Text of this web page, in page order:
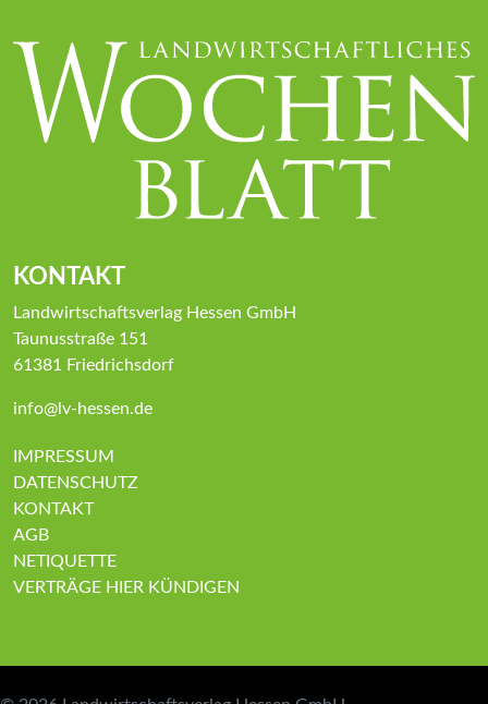
KONTAKT
Landwirtschaftsverlag Hessen GmbH
Taunusstraße 151
61381 Friedrichsdorf
info@lv-hessen.de
IMPRESSUM
DATENSCHUTZ
KONTAKT
AGB
NETIQUETTE
VERTRÄGE HIER KÜNDIGEN